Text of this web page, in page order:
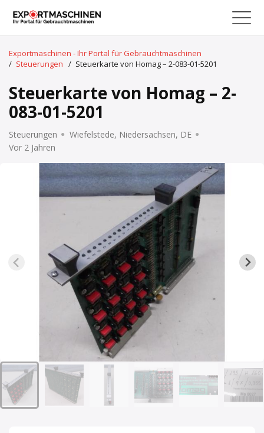
Exportmaschinen - Ihr Portal für Gebrauchtmaschinen
/ Steuerungen / Steuerkarte von Homag – 2-083-01-5201
Steuerkarte von Homag – 2-
083-01-5201
Steuerungen
Wiefelstede, Niedersachsen, DE
Vor 2 Jahren